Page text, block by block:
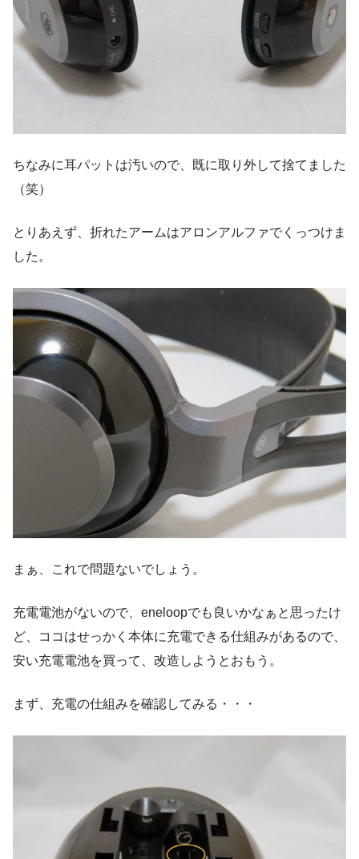
ちなみに耳パットは汚いので、既に取り外して捨てました
（笑）
とりあえず、折れたアームはアロンアルファでくっつけま
した。
まぁ、これで問題ないでしょう。
充電電池がないので、eneloopでも良いかなぁと思ったけ
ど、ココはせっかく本体に充電できる仕組みがあるので、
安い充電電池を買って、改造しようとおもう。
まず、充電の仕組みを確認してみる・・・